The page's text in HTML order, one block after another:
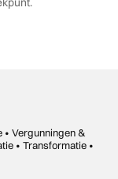
• Vergunningen &
• Transformatie •